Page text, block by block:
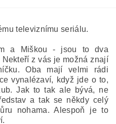
televiznímu seriálu.
a Miškou - jsou to dva
z vás je možná znají
Oba mají velmi rádi
vynalézaví, když jde o to,
Jak to tak ale bývá, ne
a tak se někdy celý
nohama. Alespoň je to